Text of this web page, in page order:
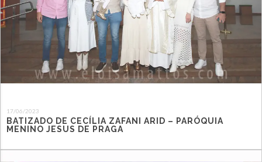
17/06/2023
BATIZADO DE CECÍLIA ZAFANI ARID – PARÓQUIA
MENINO JESUS DE PRAGA